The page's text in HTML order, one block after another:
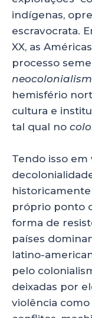
indígenas,
escravocrata.
XX, as
processo
hemisfério
cultura e
tal qual no
Tendo isso em
próprio ponto
forma de
países
latino-
pelo
deixadas por
violência